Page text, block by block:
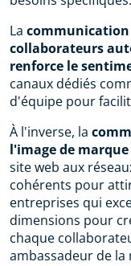
La
collaborateurs
renforce le
canaux dédiés
d'équipe pour
À l'inverse, la
l'image de
site web aux
cohérents pour
entreprises qui
dimensions pour
chaque
ambassadeur de la